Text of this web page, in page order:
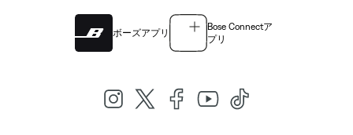
ボーズアプリ
Bose Connectア
プリ